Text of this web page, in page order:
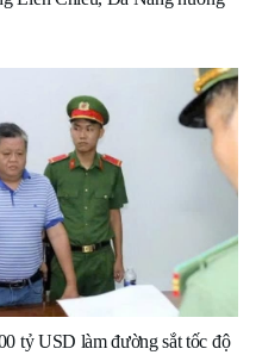
tỷ USD làm đường sắt tốc độ